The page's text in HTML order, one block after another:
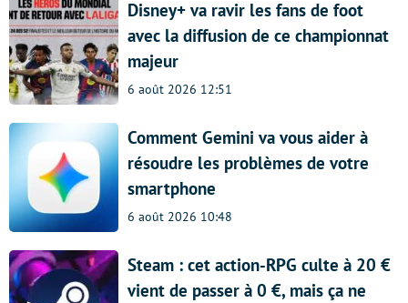
Disney+ va ravir les fans de foot
avec la diffusion de ce championnat
majeur
6 août 2026 12:51
Comment Gemini va vous aider à
résoudre les problèmes de votre
smartphone
6 août 2026 10:48
Steam : cet action-RPG culte à 20 €
vient de passer à 0 €, mais ça ne